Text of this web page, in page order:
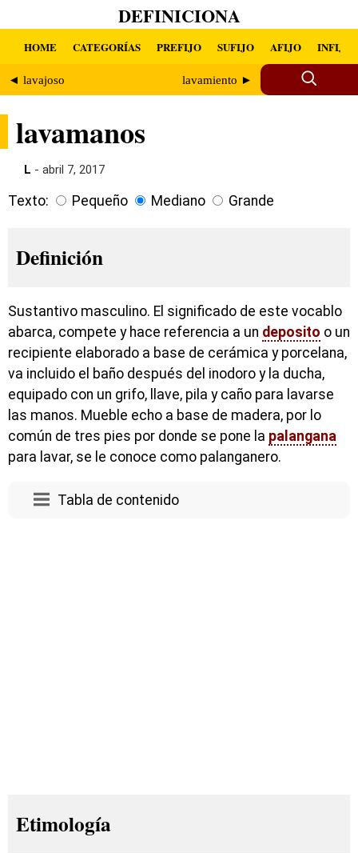
DEFINICIONA
HOME CATEGORÍAS PREFIJO SUFIJO AFIJO INFIJO
◄ lavajoso lavamiento ►
lavamanos
L - abril 7, 2017
Texto: Pequeño Mediano Grande
Definición
Sustantivo masculino. El significado de este vocablo
abarca, compete y hace referencia a un deposito o un
recipiente elaborado a base de cerámica y porcelana,
va incluido el baño después del inodoro y la ducha,
equipado con un grifo, llave, pila y caño para lavarse
las manos. Mueble echo a base de madera, por lo
común de tres pies por donde se pone la palangana
para lavar, se le conoce como palanganero.
Tabla de contenido
Etimología